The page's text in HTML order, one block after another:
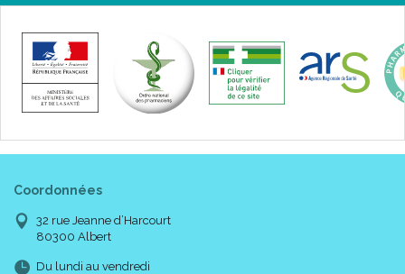
Coordonnées
32 rue Jeanne d’Harcourt
80300 Albert
Du lundi au vendredi